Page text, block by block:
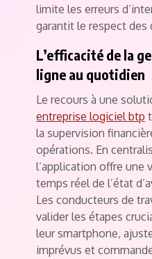
limite les erreurs
garantit le respect des
L’efficacité de la
ligne au quotidien
Le recours à une
entreprise logiciel btp
la supervision
opérations. En
l’application offre une
temps réel de l’état
Les conducteurs de
valider les étapes
leur smartphone,
imprévus et